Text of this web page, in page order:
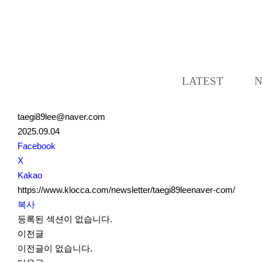
LATEST
taegi89lee@naver.com
2025.09.04
S
N
S
S
h
a
r
e
Facebook
X
Kakao
https://www.klocca.com/newsletter/taegi89leenaver-com/
복사
등록된 섹션이 없습니다.
이전글
이전글이 없습니다.